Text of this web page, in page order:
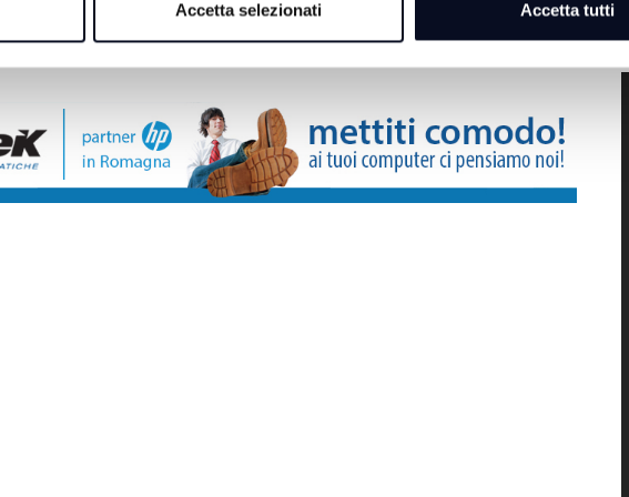
Accetta selezionati Accetta tutti
le limitazioni
disposte da
spiega in
private e cerimonia pubblica a
settembre | VIDEO